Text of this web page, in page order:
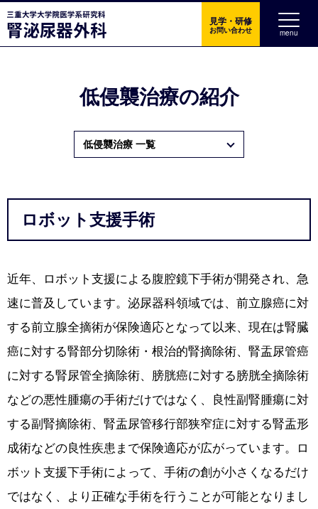
三重大学大学院医
見学・研修
お問い合わせ menu
低侵襲治療の紹介
低侵襲治療 一覧
ロボット支援手術
近年、ロボット支援による腹腔鏡下手術が開発され、急
速に普及しています。泌尿器科領域では、前立腺癌に対
する前立腺全摘術が保険適応となって以来、現在は腎臓
癌に対する腎部分切除術・根治的腎摘除術、腎盂尿管癌
に対する腎尿管全摘除術、膀胱癌に対する膀胱全摘除術
などの悪性腫瘍の手術だけではなく、良性副腎腫瘍に対
する副腎摘除術、腎盂尿管移行部狭窄症に対する腎盂形
成術などの良性疾患まで保険適応が広がっています。ロ
ボット支援下手術によって、手術の創が小さくなるだけ
ではなく、より正確な手術を行うことが可能となりまし